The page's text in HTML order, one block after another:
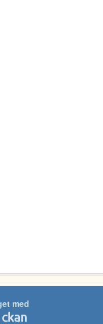
med